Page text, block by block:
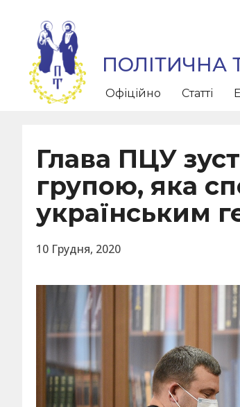
ПОЛІТИЧНА
Офіційно Статті
Глава ПЦУ
групою, яка
українським
10 Грудня, 2020